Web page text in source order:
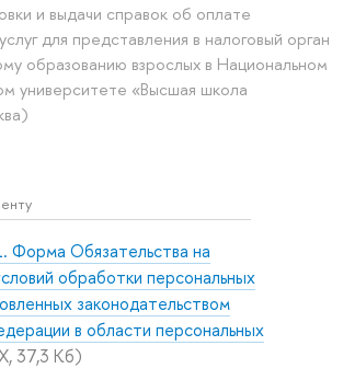
и выдачи справок об оплате
для представления в налоговый орган
образованию взрослых в Национальном
университете «Высшая школа
Форма Обязательства на
обработки персональных
законодательством
в области персональных
37,3 Кб)